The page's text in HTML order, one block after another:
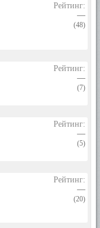
Рейтинг:
—
(48)
Рейтинг:
—
(7)
Рейтинг:
—
(5)
Рейтинг:
—
(20)